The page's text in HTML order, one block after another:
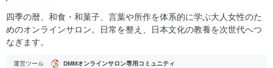
四季の暦、和食・和菓子、言葉や所作を体系的に学ぶ大人女性のた
めのオンラインサロン。日常を整え、日本文化の教養を次世代へつ
なぎます。
運営ツール DMMオンラインサロン専用コミュニティ